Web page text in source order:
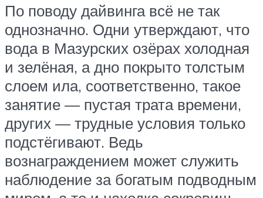
По поводу дайвинга всё не так
однозначно. Одни утверждают, что
вода в Мазурских озёрах холодная
и зелёная, а дно покрыто толстым
слоем ила, соответственно, такое
занятие — пустая трата времени,
других — трудные условия только
подстёгивают. Ведь
вознаграждением может служить
наблюдение за богатым подводным